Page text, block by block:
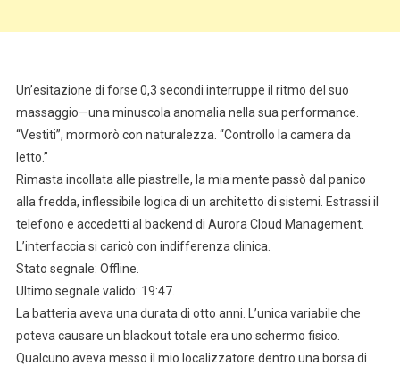
Un’esitazione di forse 0,3 secondi interruppe il ritmo del suo
massaggio—una minuscola anomalia nella sua performance.
“Vestiti”, mormorò con naturalezza. “Controllo la camera da
letto.”
Rimasta incollata alle piastrelle, la mia mente passò dal panico
alla fredda, inflessibile logica di un architetto di sistemi. Estrassi il
telefono e accedetti al backend di Aurora Cloud Management.
L’interfaccia si caricò con indifferenza clinica.
Stato segnale: Offline.
Ultimo segnale valido: 19:47.
La batteria aveva una durata di otto anni. L’unica variabile che
poteva causare un blackout totale era uno schermo fisico.
Qualcuno aveva messo il mio localizzatore dentro una borsa di